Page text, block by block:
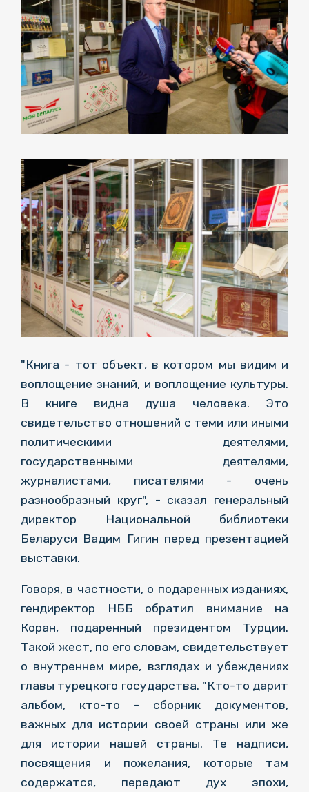
"Книга - тот объект, в котором мы видим и
воплощение знаний, и воплощение культуры.
В книге видна душа человека. Это
свидетельство отношений с теми или иными
политическими деятелями,
государственными деятелями,
журналистами, писателями - очень
разнообразный круг", - сказал генеральный
директор Национальной библиотеки
Беларуси Вадим Гигин перед презентацией
выставки.
Говоря, в частности, о подаренных изданиях,
гендиректор НББ обратил внимание на
Коран, подаренный президентом Турции.
Такой жест, по его словам, свидетельствует
о внутреннем мире, взглядах и убеждениях
главы турецкого государства. "Кто-то дарит
альбом, кто-то - сборник документов,
важных для истории своей страны или же
для истории нашей страны. Те надписи,
посвящения и пожелания, которые там
содержатся, передают дух эпохи,